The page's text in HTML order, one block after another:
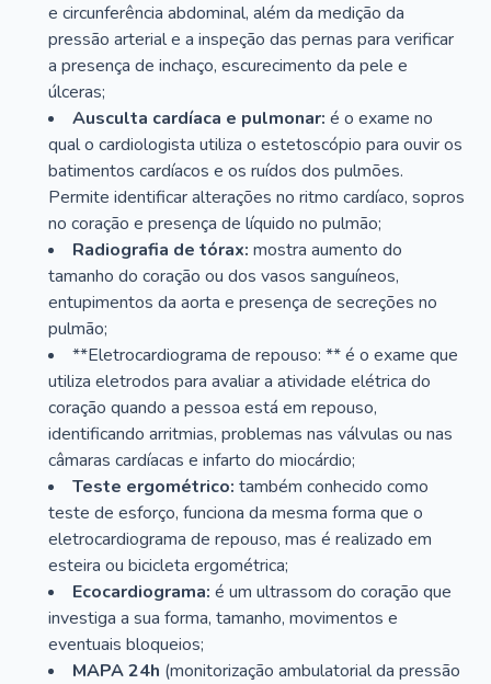
e circunferência abdominal, além da medição da
pressão arterial e a inspeção das pernas para verificar
a presença de inchaço, escurecimento da pele e
úlceras;
Ausculta cardíaca e pulmonar: é o exame no
qual o cardiologista utiliza o estetoscópio para ouvir os
batimentos cardíacos e os ruídos dos pulmões.
Permite identificar alterações no ritmo cardíaco, sopros
no coração e presença de líquido no pulmão;
Radiografia de tórax: mostra aumento do
tamanho do coração ou dos vasos sanguíneos,
entupimentos da aorta e presença de secreções no
pulmão;
**Eletrocardiograma de repouso: ** é o exame que
utiliza eletrodos para avaliar a atividade elétrica do
coração quando a pessoa está em repouso,
identificando arritmias, problemas nas válvulas ou nas
câmaras cardíacas e infarto do miocárdio;
Teste ergométrico: também conhecido como
teste de esforço, funciona da mesma forma que o
eletrocardiograma de repouso, mas é realizado em
esteira ou bicicleta ergométrica;
Ecocardiograma: é um ultrassom do coração que
investiga a sua forma, tamanho, movimentos e
eventuais bloqueios;
MAPA 24h (monitorização ambulatorial da pressão